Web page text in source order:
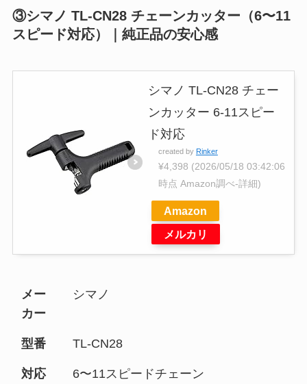
③シマノ TL-CN28 チェーンカッター（6〜11
スピード対応）｜純正品の安心感
シマノ TL-CN28 チェー
ンカッター 6-11スピー
ド対応
created by Rinker
¥4,398 (2026/05/18 03:42:06
時点 Amazon調べ-詳細)
Amazon
メルカリ
メー
カー
シマノ
型番 TL-CN28
対応 6〜11スピードチェーン